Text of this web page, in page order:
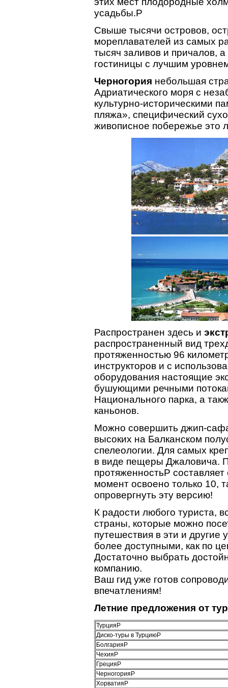
усадьбы.P
Свыше тысячи островов,
мореплавателей из самых
тысяч заливов и причалов,
гостиницы с лучшим
Черногория небольшая
Адриатического моря с
культурно-историческими
пляжа», специфический
живописное побережье это
Распространен здесь и
распространенный вид
протяженностью 96
инструкторов и с
оборудования настоящие
бушующими речными
Национального парка, а
каньонов.
Можно совершить джип-
высоких на Балканском
спелеологии. Для самых
в виде пещеры Джаловича.
протяженностьP
момент освоено только 10,
опровергнуть эту версию!
К радости любого туриста,
страны, которые можно
путешествия в эти и другие
более доступными, как по
Достаточно выбрать
компанию.
Ваш гид уже готов
впечатлениям!
Летние предложения от
ТурцияP
Диско-туры в ТурциюP
БолгарияP
ЧехияP
ГрецияP
ЧерногорияP
ХорватияP